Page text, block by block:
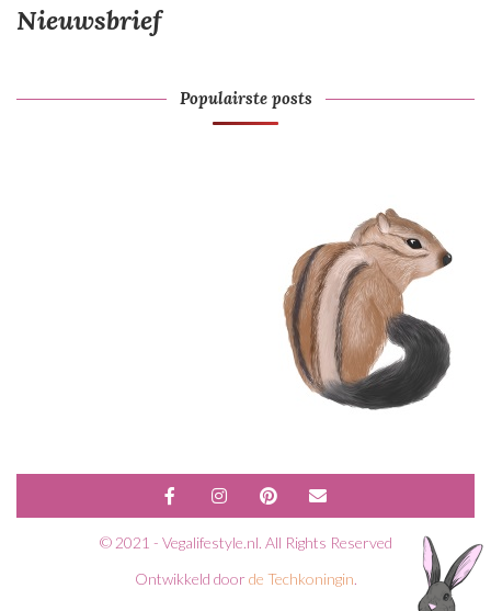
Nieuwsbrief
Populairste posts
© 2021 - Vegalifestyle.nl. All Rights Reserved
Ontwikkeld door de Techkoningin.